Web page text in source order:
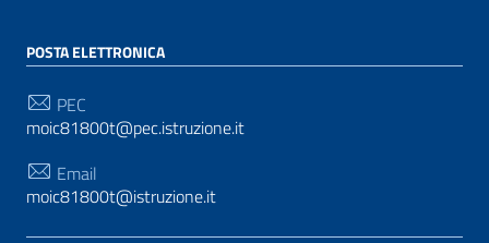
POSTA ELETTRONICA
PEC
moic81800t@pec.istruzione.it
Email
moic81800t@istruzione.it